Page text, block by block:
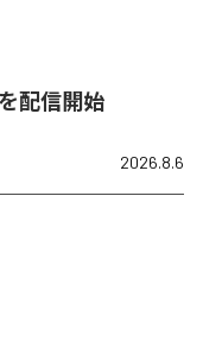
配信開始
2026.8.6